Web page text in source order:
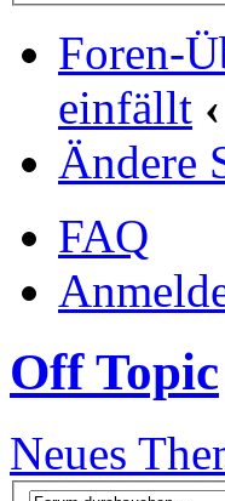
Foren-
einfällt ‹
Ändere
FAQ
Off Topic
Neues